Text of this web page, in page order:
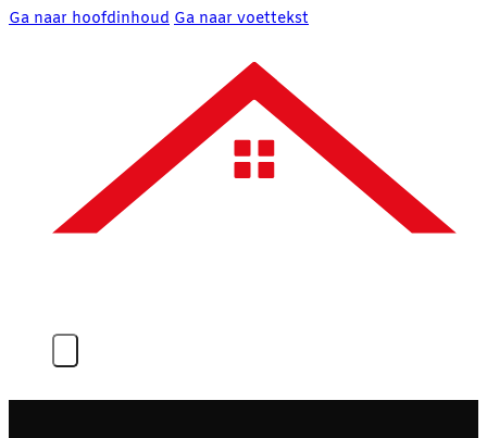
Ga naar hoofdinhoud Ga naar voettekst